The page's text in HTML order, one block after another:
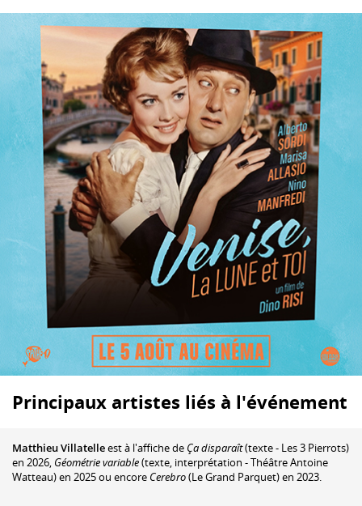
Principaux artistes liés à l'événement
Matthieu Villatelleest à l'affiche de Ça disparaît(texte - Les 3 Pierrots)
en 2026, Géométrie variable(texte, interprétation - Théâtre Antoine
Watteau) en 2025 ou encore Cerebro(Le Grand Parquet) en 2023.